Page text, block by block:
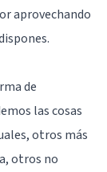
aprovechando
de
las cosas
otros más
otros no